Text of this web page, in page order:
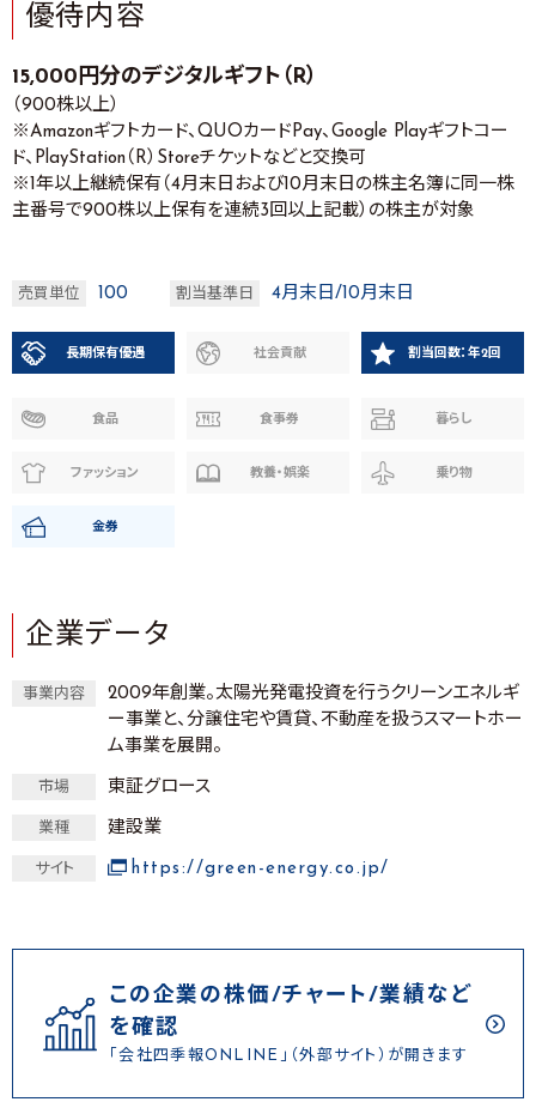
優待内容
15,000円分のデジタルギフト（R）
（900株以上）
※Amazonギフトカード、QUOカードPay、Google Playギフトコー
ド、PlayStation（R）Storeチケットなどと交換可
※1年以上継続保有（4月末日および10月末日の株主名簿に同一株
主番号で900株以上保有を連続3回以上記載）の株主が対象
売買単位 100 割当基準日 4月末日/10月末日
長期保有優遇 社会貢献 割当回数：年2回
食品 食事券 暮らし
ファッション 教養・娯楽 乗り物
金券
企業データ
事業内容
2009年創業。太陽光発電投資を行うクリーンエネルギ
ー事業と、分譲住宅や賃貸、不動産を扱うスマートホー
ム事業を展開。
市場 東証グロース
業種 建設業
サイト https://green-energy.co.jp/
この企業の株価/チャート/業績など
を確認
「会社四季報ONLINE」（外部サイト）が開きます